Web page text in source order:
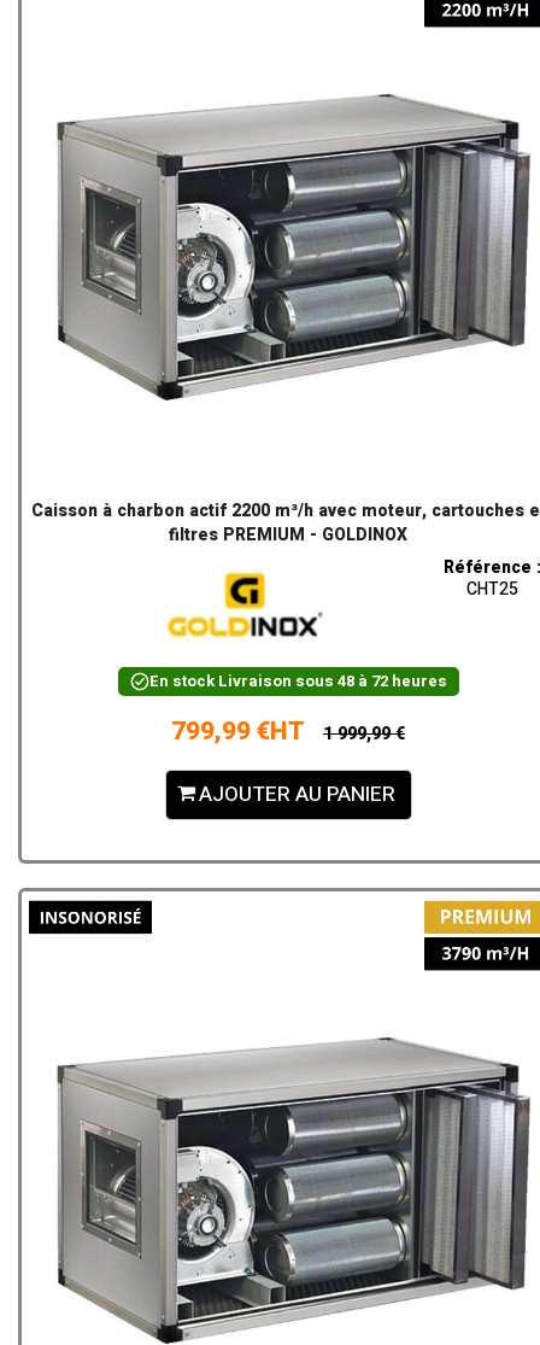
Caisson à charbon actif 2200 m³/h avec moteur, cartouches
filtres PREMIUM - GOLDINOX
Référence :
CHT25
En stockLivraison sous 48 à 72 heures
799,99 €HT 1 999,99 €
AJOUTER AU PANIER